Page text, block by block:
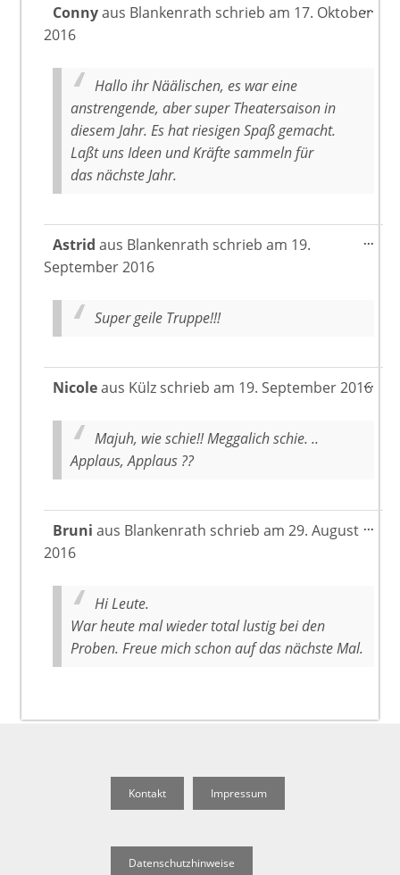
Connyaus Blankenrath schrieb am 17. Oktober
2016
Hallo ihr Näälischen, es war eine
anstrengende, aber super Theatersaison in
diesem Jahr. Es hat riesigen Spaß gemacht.
Laßt uns Ideen und Kräfte sammeln für
das nächste Jahr.
...
Astrid aus Blankenrath schrieb am 19.
September 2016
Super geile Truppe!!!
...
Nicoleaus Külz schrieb am 19. September 2016
Majuh, wie schie!! Meggalich schie. ..
Applaus, Applaus ??
...
Bruni aus Blankenrath schrieb am 29. August
2016
Hi Leute.
War heute mal wieder total lustig bei den
Proben. Freue mich schon auf das nächste Mal.
...
Kontakt Impressum
Datenschutzhinweise